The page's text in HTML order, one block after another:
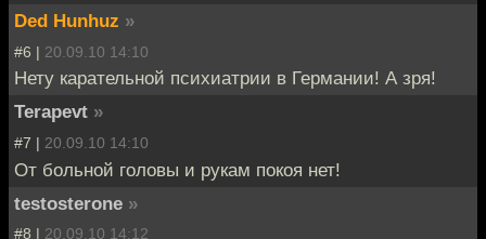
Ded Hunhuz »
#6 | 20.09.10 14:10
Нету карательной психиатрии в Германии! А зря!
Terapevt »
#7 | 20.09.10 14:10
От больной головы и рукам покоя нет!
testosterone »
#8 | 20.09.10 14:12